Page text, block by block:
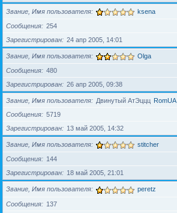
Звание, Имя пользователя ksena
Сообщения
254
Зарегистрирован
24 апр 2005, 14:01
Звание, Имя пользователя Olga
Сообщения
480
Зарегистрирован
26 апр 2005, 09:38
Звание, Имя пользователя Двинутый АтЭццц RomUA
Сообщения
5719
Зарегистрирован
13 май 2005, 14:32
Звание, Имя пользователя stitcher
Сообщения
144
Зарегистрирован
18 май 2005, 21:01
Звание, Имя пользователя peretz
Сообщения
137